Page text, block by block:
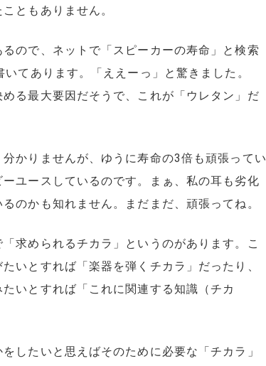
ともありません。
ので、ネットで「スピーカーの寿命」と検索
てあります。「ええーっ」と驚きました。
る最大要因だそうで、これが「ウレタン」だ
かりませんが、ゆうに寿命の3倍も頑張ってい
ユースしているのです。まぁ、私の耳も劣化
のかも知れません。まだまだ、頑張ってね。
求められるチカラ」というのがあります。こ
いとすれば「楽器を弾くチカラ」だったり、
いとすれば「これに関連する知識（チカ
したいと思えばそのために必要な「チカラ」